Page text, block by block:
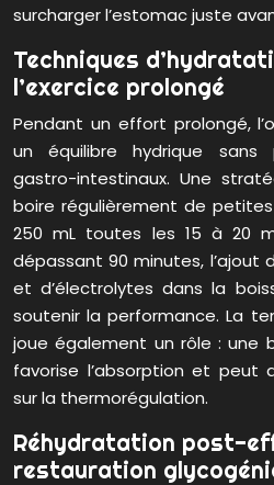
surcharger l’estomac juste
Techniques
l’exercice prolongé
Pendant un effort prolongé,
un équilibre hydrique sans
gastro-intestinaux. Une
boire régulièrement de
250 mL toutes les 15 à 20
dépassant 90 minutes, l’ajout
et d’électrolytes dans la
soutenir la performance. La
joue également un rôle : une
favorise l’absorption et peut
sur la thermorégulation.
Réhydratation post-
restauration